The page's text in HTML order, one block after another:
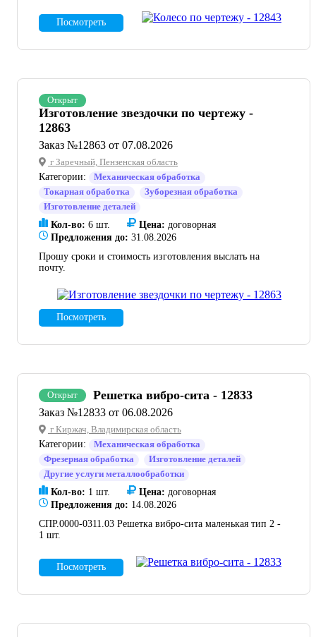
необходима до адреса 141595, Россия, Московская
область, г. Солнечногорск, д. Ложки, тер.
Посмотреть
Открыт
Изготовление звездочки по чертежу -
12863
Заказ №12863 от 07.08.2026
г Заречный, Пензенская область
Категории:
Механическая обработка
Токарная обработка
Зуборезная обработка
Изготовление деталей
Кол-во: 6 шт. Цена: договорная
Предложения до: 31.08.2026
Прошу сроки и стоимость изготовления выслать на
почту.
Посмотреть
Открыт Решетка вибро-сита - 12833
Заказ №12833 от 06.08.2026
г Киржач, Владимирская область
Категории:
Механическая обработка
Фрезерная обработка
Изготовление деталей
Другие услуги металлообработки
Кол-во: 1 шт. Цена: договорная
Предложения до: 14.08.2026
СПР.0000-0311.03 Решетка вибро-сита маленькая тип 2 -
1 шт.
Посмотреть